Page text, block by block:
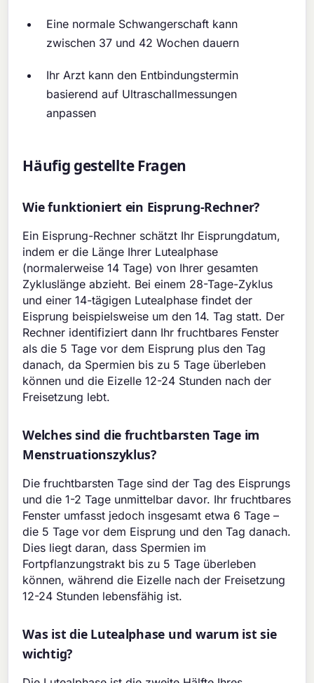
Eine normale Schwangerschaft kann
zwischen 37 und 42 Wochen dauern
Ihr Arzt kann den Entbindungstermin
basierend auf Ultraschallmessungen
anpassen
Häufig gestellte Fragen
Wie funktioniert ein Eisprung-Rechner?
Ein Eisprung-Rechner schätzt Ihr Eisprungdatum,
indem er die Länge Ihrer Lutealphase
(normalerweise 14 Tage) von Ihrer gesamten
Zykluslänge abzieht. Bei einem 28-Tage-Zyklus
und einer 14-tägigen Lutealphase findet der
Eisprung beispielsweise um den 14. Tag statt. Der
Rechner identifiziert dann Ihr fruchtbares Fenster
als die 5 Tage vor dem Eisprung plus den Tag
danach, da Spermien bis zu 5 Tage überleben
können und die Eizelle 12-24 Stunden nach der
Freisetzung lebt.
Welches sind die fruchtbarsten Tage im
Menstruationszyklus?
Die fruchtbarsten Tage sind der Tag des Eisprungs
und die 1-2 Tage unmittelbar davor. Ihr fruchtbares
Fenster umfasst jedoch insgesamt etwa 6 Tage –
die 5 Tage vor dem Eisprung und den Tag danach.
Dies liegt daran, dass Spermien im
Fortpflanzungstrakt bis zu 5 Tage überleben
können, während die Eizelle nach der Freisetzung
12-24 Stunden lebensfähig ist.
Was ist die Lutealphase und warum ist sie
wichtig?